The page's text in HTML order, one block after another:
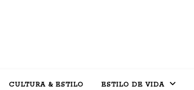
CULTURA & ESTILO ESTILO DE VIDA